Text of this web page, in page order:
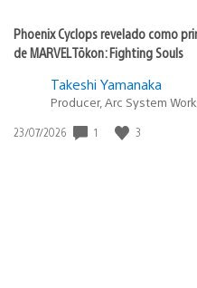
Phoenix Cyclops revelado como
de MARVEL Tōkon: Fighting Souls
Takeshi Yamanaka
Producer, Arc System
Data
23/07/2026 1 3